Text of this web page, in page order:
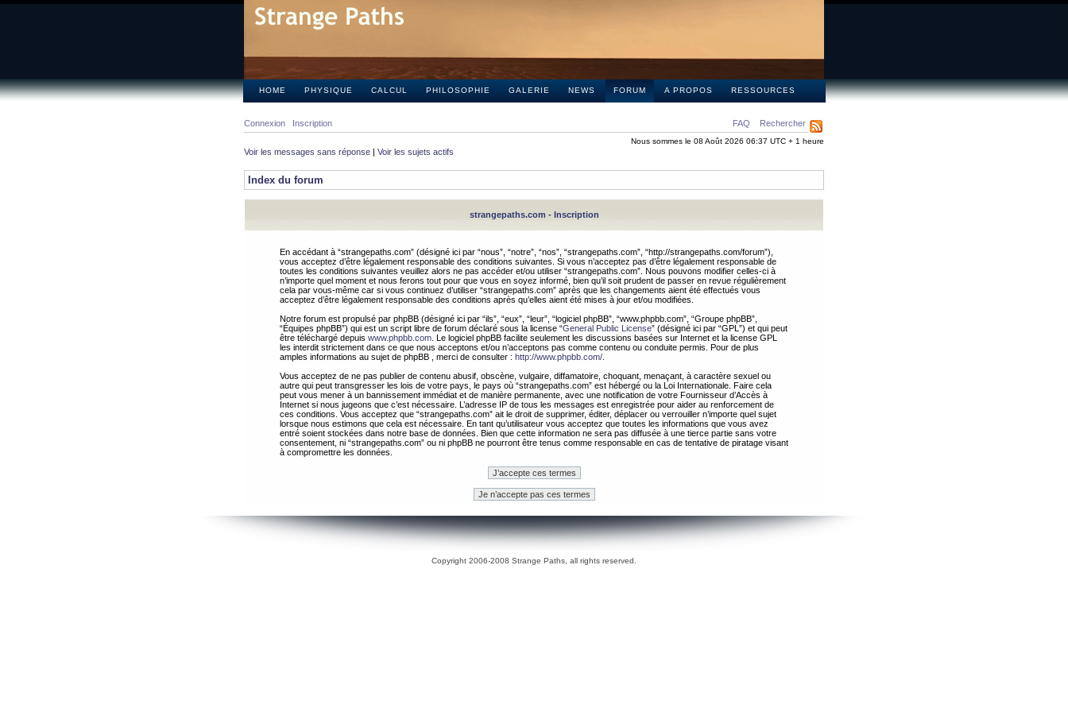
HOME PHYSIQUE CALCUL PHILOSOPHIE GALERIE NEWS FORUM A PROPOS RESSOURCES
FAQ Rechercher
Connexion Inscription
Nous sommes le 08 Août 2026 06:37 UTC + 1 heure
Voir les messages sans réponse | Voir les sujets actifs
Index du forum
strangepaths.com - Inscription
En accédant à “strangepaths.com” (désigné ici par “nous”, “notre”, “nos”, “strangepaths.com”, “http://strangepaths.com/forum”),
vous acceptez d’être légalement responsable des conditions suivantes. Si vous n’acceptez pas d’être légalement responsable de
toutes les conditions suivantes veuillez alors ne pas accéder et/ou utiliser “strangepaths.com”. Nous pouvons modifier celles-ci à
n’importe quel moment et nous ferons tout pour que vous en soyez informé, bien qu’il soit prudent de passer en revue régulièrement
cela par vous-même car si vous continuez d’utiliser “strangepaths.com” après que les changements aient été effectués vous
acceptez d’être légalement responsable des conditions après qu’elles aient été mises à jour et/ou modifiées.
Notre forum est propulsé par phpBB (désigné ici par “ils”, “eux”, “leur”, “logiciel phpBB”, “www.phpbb.com”, “Groupe phpBB”,
“Équipes phpBB”) qui est un script libre de forum déclaré sous la license “General Public License” (désigné ici par “GPL”) et qui peut
être téléchargé depuis www.phpbb.com . Le logiciel phpBB facilite seulement les discussions basées sur Internet et la license GPL
les interdit strictement dans ce que nous acceptons et/ou n’acceptons pas comme contenu ou conduite permis. Pour de plus
amples informations au sujet de phpBB , merci de consulter : http://www.phpbb.com/
Vous acceptez de ne pas publier de contenu abusif, obscène, vulgaire, diffamatoire, choquant, menaçant, à caractère sexuel ou
autre qui peut transgresser les lois de votre pays, le pays où “strangepaths.com” est hébergé ou la Loi Internationale. Faire cela
peut vous mener à un bannissement immédiat et de manière permanente, avec une notification de votre Fournisseur d’Accès à
Internet si nous jugeons que c’est nécessaire. L’adresse IP de tous les messages est enregistrée pour aider au renforcement de
ces conditions. Vous acceptez que “strangepaths.com” ait le droit de supprimer, éditer, déplacer ou verrouiller n’importe quel sujet
lorsque nous estimons que cela est nécessaire. En tant qu’utilisateur vous acceptez que toutes les informations que vous avez
entré soient stockées dans notre base de données. Bien que cette information ne sera pas diffusée à une tierce partie sans votre
consentement, ni “strangepaths.com” ou ni phpBB ne pourront être tenus comme responsable en cas de tentative de piratage visant
à compromettre les données.
Copyright 2006-2008 Strange Paths, all rights reserved.